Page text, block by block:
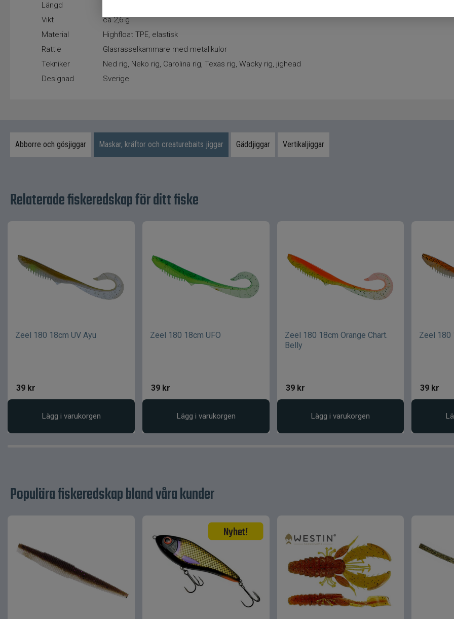
Längd
Vikt
ca 2,6 g
Material
Highfloat TPE, elastisk
Rattle
Glasrasselkammare med metallkulor
Tekniker
Ned rig, Neko rig, Carolina rig, Texas rig, Wacky rig, jighead
Designad
Sverige
Abborre och gösjiggar Maskar, kräftor och creaturebaits jiggar Gäddjiggar Vertikaljiggar
Relaterade fiskeredskap för ditt fiske
Zeel 180 18cm UV Ayu
39 kr
Lägg i varukorgen
Zeel 180 18cm UFO
39 kr
Lägg i varukorgen
Zeel 180 18cm Orange Chart.
Belly
39 kr
Lägg i varukorgen
Zeel 180
39 kr
Populära fiskeredskap bland våra kunder